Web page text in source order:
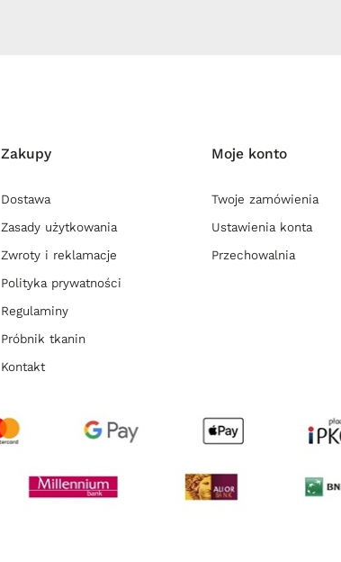
Zakupy
Dostawa
Zasady użytkowania
Zwroty i reklamacje
Polityka prywatności
Regulaminy
Próbnik tkanin
Kontakt
Moje konto
Twoje zamówienia
Ustawienia konta
Przechowalnia